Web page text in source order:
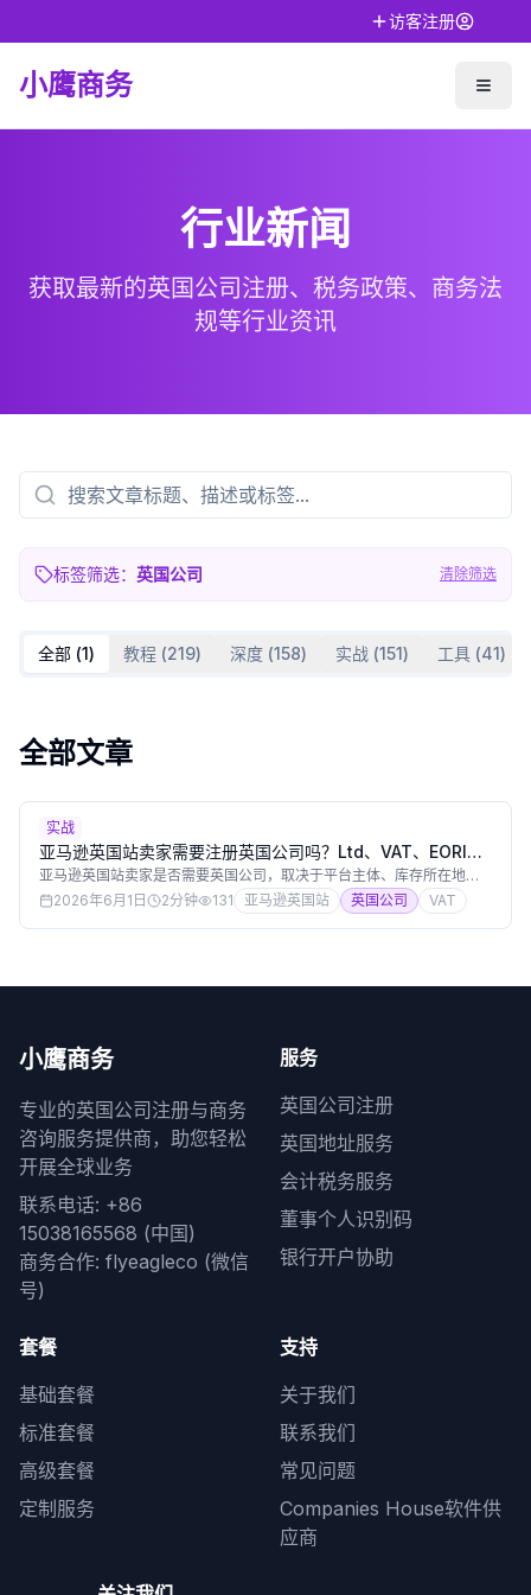
访客注册
小鹰商务
行业新闻
获取最新的英国公司注册、税务政策、商务法
规等行业资讯
标签筛选： 英国公司 清除筛选
全部 (1) 教程 (219) 深度 (158) 实战 (151) 工具 (41)
全部文章
实战
亚马逊英国站卖家需要注册英国公司吗？Ltd、VAT、EORI、
PVA和银行账户清单
亚马逊英国站卖家是否需要英国公司，取决于平台主体、库存所在地、
进口清关、VAT和收款安排。本文原创解释中国卖家用英国Ltd开店的常
见原因、VAT £90,000门槛和非英国企业规则、EORI、Postponed
VAT Accounting、银行KYC和地址一致性。
2026年6月1日 2分钟 131 亚马逊英国站 英国公司 VAT
小鹰商务
专业的英国公司注册与商务
咨询服务提供商，助您轻松
开展全球业务
联系电话: +86
15038165568 (中国)
商务合作: flyeagleco (微信
号)
服务
英国公司注册
英国地址服务
会计税务服务
董事个人识别码
银行开户协助
套餐
基础套餐
标准套餐
高级套餐
定制服务
支持
关于我们
联系我们
常见问题
Companies House软件供
应商